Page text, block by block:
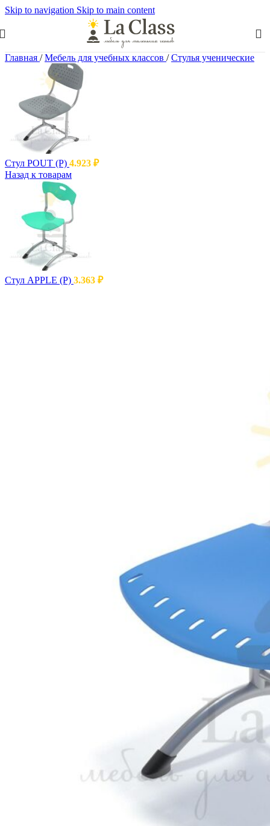
Skip to navigation Skip to main content
Главная / Мебель для учебных классов / Стулья ученические
Стул POUT (Р) 4.923 ₽
Назад к товарам
Стул APPLE (Р) 3.363 ₽